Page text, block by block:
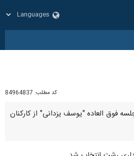
کد مطلب: 84964837
"پنجشنبه" با برگزاری جلسه فوق العاده "یوسف یزدانی" از کارکنان